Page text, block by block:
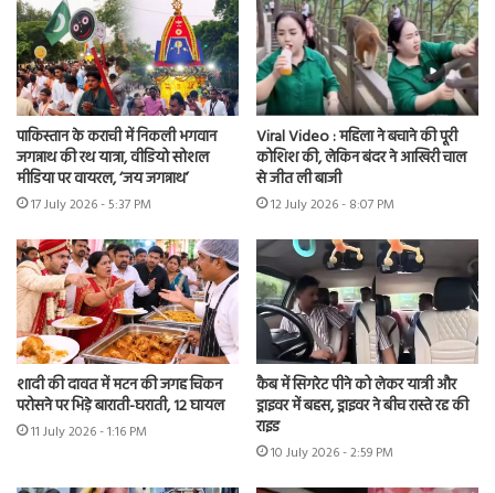
पाकिस्तान के कराची में निकली भगवान
जगन्नाथ की रथ यात्रा, वीडियो सोशल
मीडिया पर वायरल, ‘जय जगन्नाथ’
17 July 2026 - 5:37 PM
Viral Video : महिला ने बचाने की पूरी
कोशिश की, लेकिन बंदर ने आखिरी चाल
से जीत ली बाजी
12 July 2026 - 8:07 PM
शादी की दावत में मटन की जगह चिकन
परोसने पर भिड़े बाराती-घराती, 12 घायल
11 July 2026 - 1:16 PM
कैब में सिगरेट पीने को लेकर यात्री और
ड्राइवर में बहस, ड्राइवर ने बीच रास्ते रद्द की
राइड
10 July 2026 - 2:59 PM